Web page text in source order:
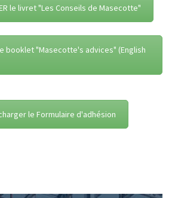
le livret "Les Conseils de Masecotte"
booklet "Masecotte's advices" (English
le Formulaire d'adhésion